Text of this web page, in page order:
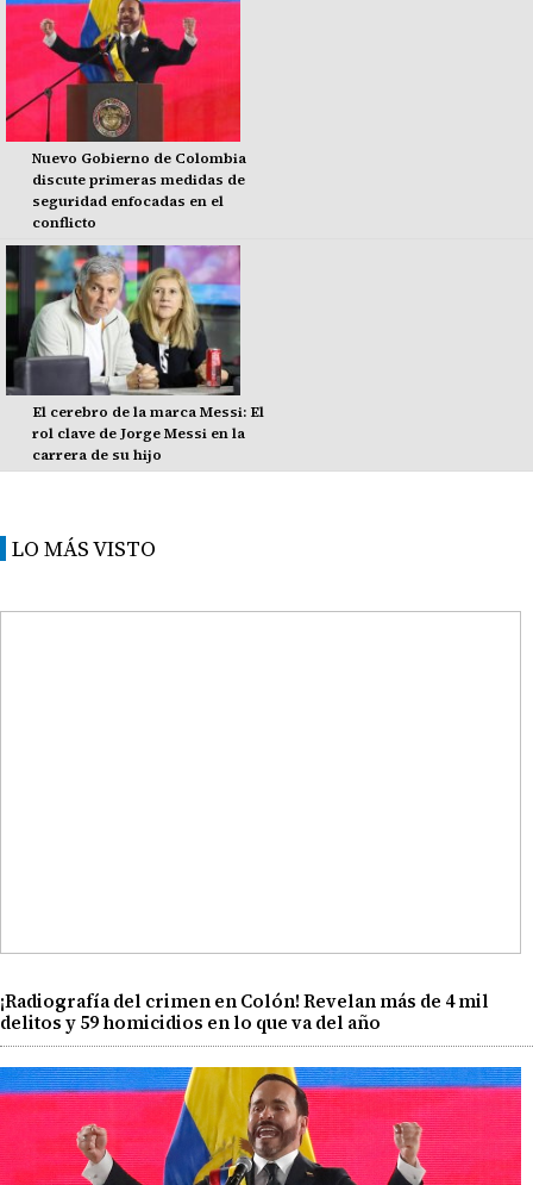
Nuevo Gobierno de Colombia
discute primeras medidas de
seguridad enfocadas en el
conflicto
El cerebro de la marca Messi: El
rol clave de Jorge Messi en la
carrera de su hijo
LO MÁS VISTO
¡Radiografía del crimen en Colón! Revelan más de 4 mil
delitos y 59 homicidios en lo que va del año